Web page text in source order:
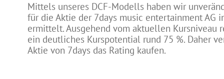
Mittels unseres DCF-Modells haben wir
für die Aktie der 7days music entertainment AG
ermittelt. Ausgehend vom aktuellen Kursniveau
ein deutliches Kurspotential rund 75 %. Daher
Aktie von 7days das Rating kaufen.